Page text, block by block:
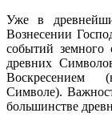
Уже в
Вознесении
событий
древних
Воскресением
Символе).
большинстве